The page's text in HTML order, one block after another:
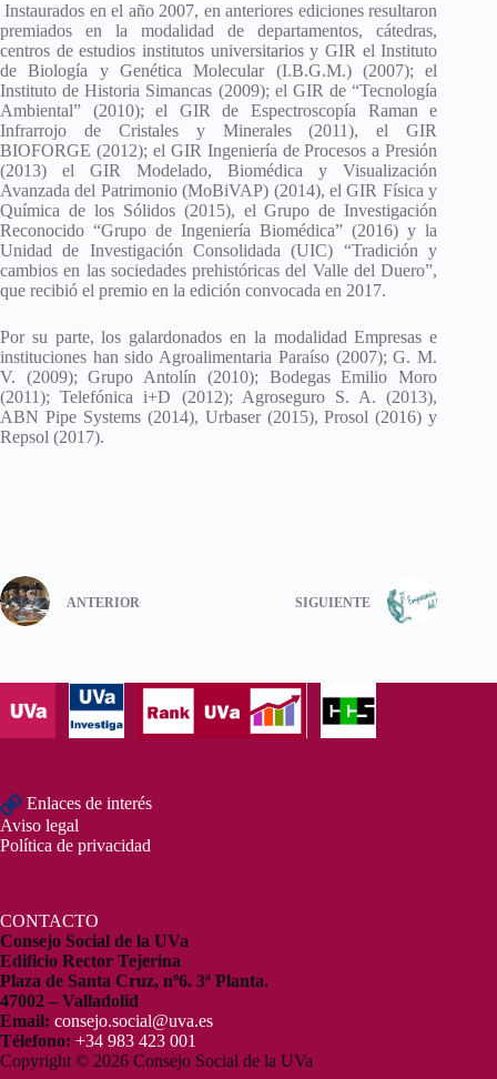
Instaurados en el año 2007, en anteriores ediciones resultaron
premiados en la modalidad de departamentos, cátedras,
centros de estudios institutos universitarios y GIR el Instituto
de Biología y Genética Molecular (I.B.G.M.) (2007); el
Instituto de Historia Simancas (2009); el GIR de “Tecnología
Ambiental” (2010); el GIR de Espectroscopía Raman e
Infrarrojo de Cristales y Minerales (2011), el GIR
BIOFORGE (2012); el GIR Ingeniería de Procesos a Presión
(2013) el GIR Modelado, Biomédica y Visualización
Avanzada del Patrimonio (MoBiVAP) (2014), el GIR Física y
Química de los Sólidos (2015), el Grupo de Investigación
Reconocido “Grupo de Ingeniería Biomédica” (2016) y la
Unidad de Investigación Consolidada (UIC) “Tradición y
cambios en las sociedades prehistóricas del Valle del Duero”,
que recibió el premio en la edición convocada en 2017.
Por su parte, los galardonados en la modalidad Empresas e
instituciones han sido Agroalimentaria Paraíso (2007); G. M.
V. (2009); Grupo Antolín (2010); Bodegas Emilio Moro
(2011); Telefónica i+D (2012); Agroseguro S. A. (2013),
ABN Pipe Systems (2014), Urbaser (2015), Prosol (2016) y
Repsol (2017).
ANTERIOR SIGUIENTE
Enlaces de interés
Aviso legal
Política de privacidad
CONTACTO
Consejo Social de la UVa
Edificio Rector Tejerina
Plaza de Santa Cruz, nº6. 3ª Planta.
47002 – Valladolid
Email: consejo.social@uva.es
Télefono: +34 983 423 001
Copyright © 2026 Consejo Social de la UVa